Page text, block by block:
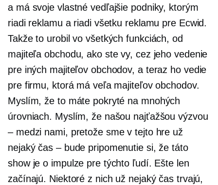
a má svoje vlastné vedľajšie podniky, ktorým
riadi reklamu a riadi všetku reklamu pre Ecwid.
Takže to urobil vo všetkých funkciách, od
majiteľa obchodu, ako ste vy, cez jeho vedenie
pre iných majiteľov obchodov, a teraz ho vedie
pre firmu, ktorá má veľa majiteľov obchodov.
Myslím, že to máte pokryté na mnohých
úrovniach. Myslím, že našou najťažšou výzvou
– medzi nami, pretože sme v tejto hre už
nejaký čas – bude pripomenutie si, že táto
show je o impulze pre týchto ľudí. Ešte len
začínajú. Niektoré z nich už nejaký čas trvajú,